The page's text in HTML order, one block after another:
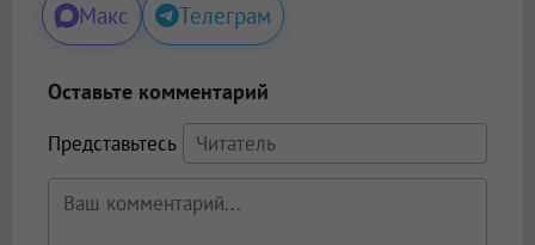
Макс Телеграм
Оставьте комментарий
Представьтесь